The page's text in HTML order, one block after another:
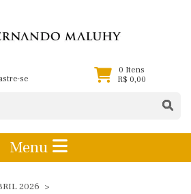
se
0 Itens
R$ 0,00
Menu
2026